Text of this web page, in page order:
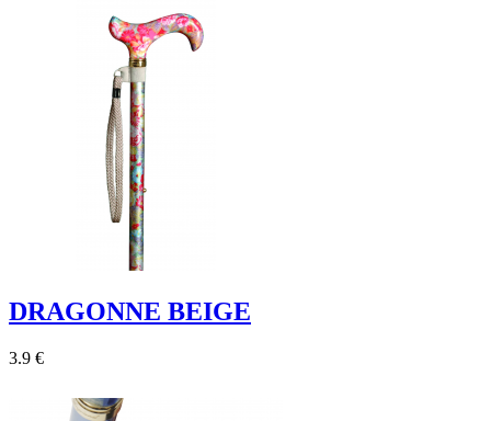
DRAGONNE BEIGE
3.9 €